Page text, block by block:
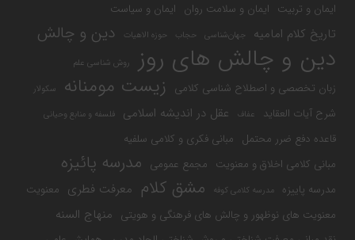
ایمان و تربیت ایمان و سلامت روان ایمان و سیاست
تاریخ کلام امامیه جهان‌شناسی حجاب حوزه الاهیات دین و چالش
دین و چالش های روز روش شناسی علم
زبان تخصصی و اصطلاح شناسی کلامی زیست مومنانه سکولار
شرح آیات العقاید عفاف عقل در اندیشه اسلامی فلسفه و منابع وحیانی
قاعده دفع ضرر محتمل مبانی فکری و کلامی سلفیه
مبانی کلامی اخلاق و معنویت مجمع عمومی مدرسه پائیزه
مدرسه پاییزه مدرسه کلامی کوفه مشق کلام معرفت فطری معنویت
معنویت های نوظهور و چالش های فرهنگی و هویتی منهاج السنه